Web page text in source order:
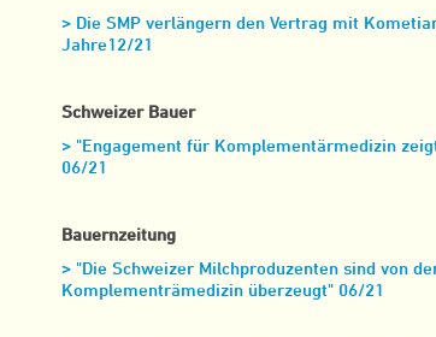
> Die SMP verlängern den Vertrag mit
Jahre12/21
Schweizer Bauer
> "Engagement für Komplementärmedizin
06/21
Bauernzeitung
> "Die Schweizer Milchproduzenten sind von
Komplementrämedizin überzeugt" 06/21